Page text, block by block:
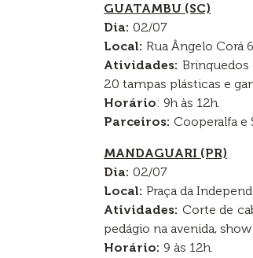
GUATAMBU (SC)
Dia: 02/07
Local: Rua Ângelo Corá
Atividades: Brinquedos
20 tampas plásticas e
Horário: 9h às 12h.
Parceiros: Cooperalfa e
MANDAGUARI (PR)
Dia: 02/07
Local: Praça da
Atividades: Corte de
pedágio na avenida,
Horário: 9 às 12h.